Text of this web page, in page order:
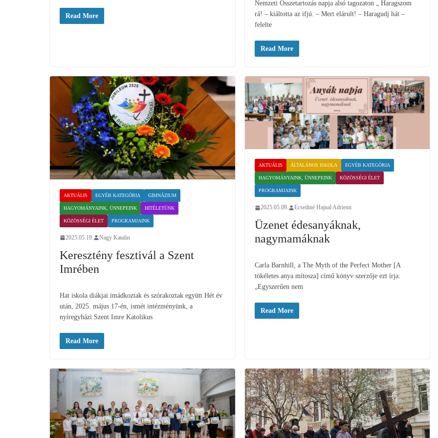
Read More
Nemzeti Összetartozás napja alsó tagozaton „ Haragszom
rá! – kiáltotta az ifjú. – Mert elárult! – Haragudj hát –
felelte
Read More
AKTUÁLIS EGYÉB KATEGÓRIA GIMNÁZIUM
HAGYOMÁNYAINK, ÜNNEPEINK HITÉLETÜNK
KÖZÖSSÉGI ÉLET PROGRAMJAINK
2025.05.19. Nagy Katalin
Keresztény fesztivál a Szent
Imrében
Hat iskola diákjai imádkoztak és szórakoztak együtt Hét év
után, 2025. május 17-én, ismét intézményünk, a
nyíregyházi Szent Imre Katolikus
Read More
AKTUÁLIS ÁLTALÁNOS ISKOLA EGYÉB KATEGÓRIA
HAGYOMÁNYAINK, ÜNNEPEINK KÖZÖSSÉGI ÉLET
PROGRAMJAINK
2025.05.09. Ecsediné Hajnal Adrienn
Üzenet édesanyáknak,
nagymamáknak
Carla Barnhill, a The Myth of the Perfect Mother [A
tökéletes anya mítosza] című könyv szerzője ezt írja:
„Egyszerűen nem
Read More